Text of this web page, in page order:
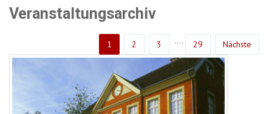
Veranstaltungsarchiv
1 2 3 .... 29 Nächste